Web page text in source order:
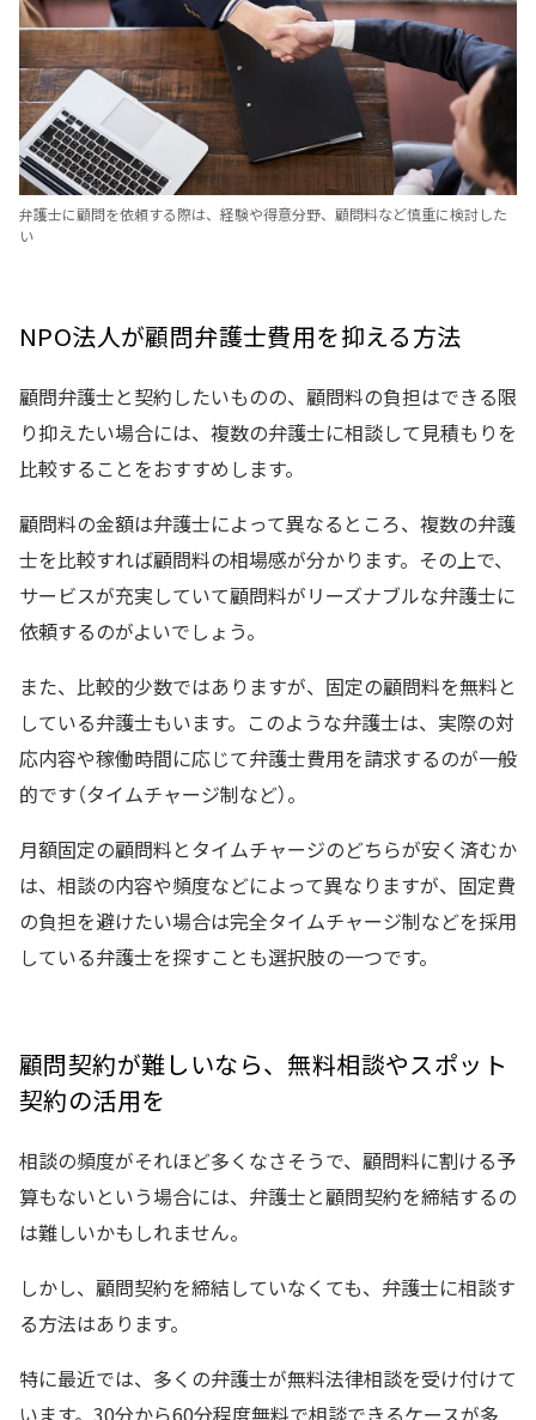
弁護士に顧問を依頼する際は、経験や得意分野、顧問料など慎重に検討した
い
NPO法人が顧問弁護士費用を抑える方法
顧問弁護士と契約したいものの、顧問料の負担はできる限
り抑えたい場合には、複数の弁護士に相談して見積もりを
比較することをおすすめします。
顧問料の金額は弁護士によって異なるところ、複数の弁護
士を比較すれば顧問料の相場感が分かります。その上で、
サービスが充実していて顧問料がリーズナブルな弁護士に
依頼するのがよいでしょう。
また、比較的少数ではありますが、固定の顧問料を無料と
している弁護士もいます。このような弁護士は、実際の対
応内容や稼働時間に応じて弁護士費用を請求するのが一般
的です（タイムチャージ制など）。
月額固定の顧問料とタイムチャージのどちらが安く済むか
は、相談の内容や頻度などによって異なりますが、固定費
の負担を避けたい場合は完全タイムチャージ制などを採用
している弁護士を探すことも選択肢の一つです。
顧問契約が難しいなら、無料相談やスポット
契約の活用を
相談の頻度がそれほど多くなさそうで、顧問料に割ける予
算もないという場合には、弁護士と顧問契約を締結するの
は難しいかもしれません。
しかし、顧問契約を締結していなくても、弁護士に相談す
る方法はあります。
特に最近では、多くの弁護士が無料法律相談を受け付けて
います。30分から60分程度無料で相談できるケースが多